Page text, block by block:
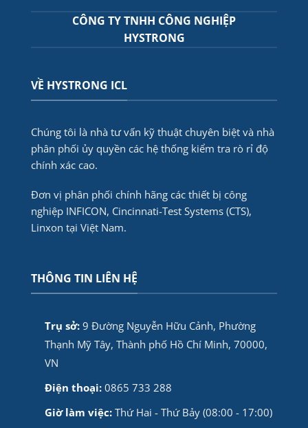
CÔNG TY TNHH CÔNG NGHIỆP
HYSTRONG
VỀ HYSTRONG ICL
Chúng tôi là nhà tư vấn kỹ thuật chuyên biệt và nhà
phân phối ủy quyền các hệ thống kiểm tra rò rỉ độ
chính xác cao.
Đơn vị phân phối chính hãng các thiết bị công
nghiệp INFICON, Cincinnati-Test Systems (CTS),
Linxon tại Việt Nam.
THÔNG TIN LIÊN HỆ
Trụ sở: 9 Đường Nguyễn Hữu Cảnh, Phường
Thạnh Mỹ Tây, Thành phố Hồ Chí Minh, 70000,
VN
Điện thoại:0865 733 288
Giờ làm việc:Thứ Hai - Thứ Bảy (08:00 - 17:00)